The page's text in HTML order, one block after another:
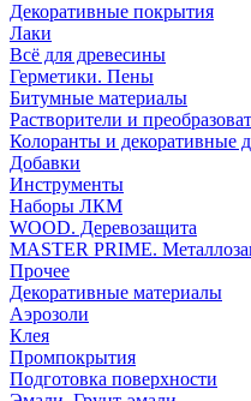
Декоративные покрытия
Лаки
Всё для древесины
Герметики. Пены
Битумные материалы
Растворители и
Колоранты и декоративные
Добавки
Инструменты
Наборы ЛКМ
WOOD. Деревозащита
MASTER PRIME.
Прочее
Декоративные материалы
Аэрозоли
Клея
Промпокрытия
Подготовка поверхности